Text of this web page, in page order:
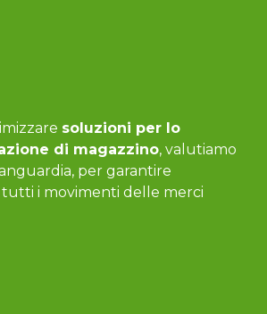
soluzioni per lo
di magazzino, valutiamo
per garantire
i movimenti delle merci